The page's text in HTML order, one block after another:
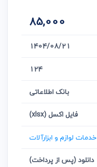
85,000
1404/08/21
124
بانک اطلاعاتی
فایل اکسل (xlsx)
خدمات لوازم و ابزارآلات
دانلود (پس از پرداخت)